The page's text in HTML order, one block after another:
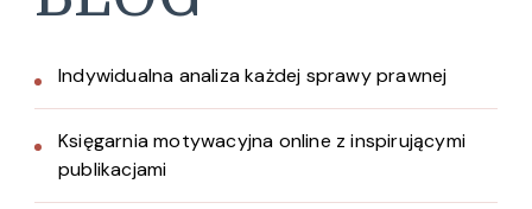
Indywidualna analiza każdej sprawy prawnej
Księgarnia motywacyjna online z inspirującymi
publikacjami